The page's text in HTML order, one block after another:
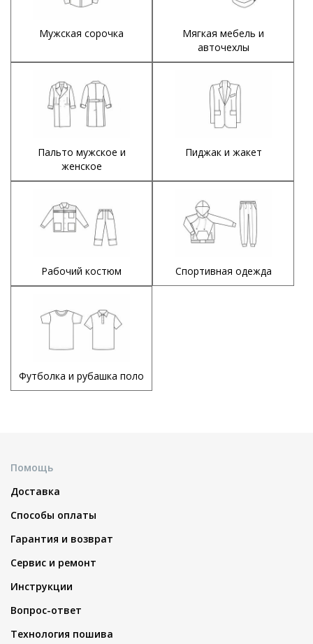
Мужская сорочка
Мягкая мебель и
авточехлы
Пальто мужское и
женское
Пиджак и жакет
Рабочий костюм Спортивная одежда
Футболка и рубашка поло
Помощь
Доставка
Способы оплаты
Гарантия и возврат
Сервис и ремонт
Инструкции
Вопрос-ответ
Технология пошива